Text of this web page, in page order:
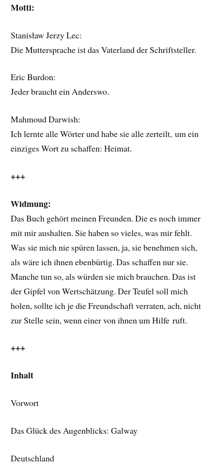
Motti:
Stanisław Jerzy Lec:
Die Muttersprache ist das Vaterland der Schriftsteller.
Eric Burdon:
Jeder braucht ein Anderswo.
Mahmoud Darwish:
Ich lernte alle Wörter und habe sie alle zerteilt, um ein
einziges Wort zu schaffen: Heimat.
+++
Widmung:
Das Buch gehört meinen Freunden. Die es noch immer
mit mir aushalten. Sie haben so vieles, was mir fehlt.
Was sie mich nie spüren lassen, ja, sie benehmen sich,
als wäre ich ihnen ebenbürtig. Das schaffen nur sie.
Manche tun so, als würden sie mich brauchen. Das ist
der Gipfel von Wertschätzung. Der Teufel soll mich
holen, sollte ich je die Freundschaft verraten, ach, nicht
zur Stelle sein, wenn einer von ihnen um Hilfe ruft.
+++
Inhalt
Vorwort
Das Glück des Augenblicks: Galway
Deutschland